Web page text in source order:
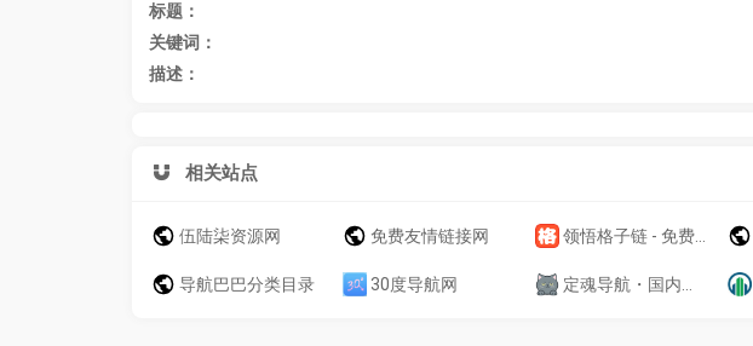
标题：
关键词：
描述：
相关站点
伍陆柒资源网 免费友情链接网 领悟格子链 - 免费格子广告 - 百万免费格子 - 超大广告格子
导航巴巴分类目录 30度导航网 定魂导航・国内优质站长导航网丨[旭安侠极速响应]丨定魂导航官网